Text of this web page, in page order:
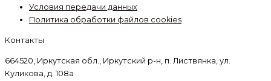
Условия передачи данных
Политика обработки файлов cookies
Контакты
664520, Иркутская обл., Иркутский р-н, п. Листвянка, ул.
Куликова, д. 108а